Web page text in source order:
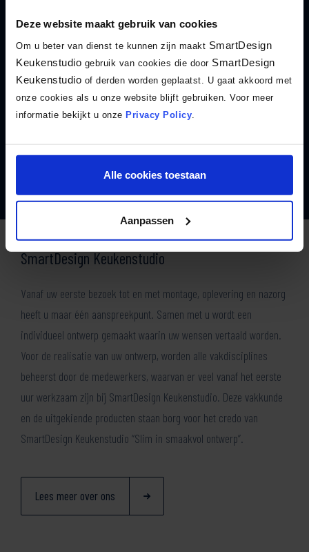
Deze website maakt gebruik van cookies
Om u beter van dienst te kunnen zijn maakt SmartDesign
Keukenstudio gebruik van cookies die door SmartDesign
Keukenstudio of derden worden geplaatst. U gaat akkoord met
onze cookies als u onze website blijft gebruiken. Voor meer
informatie bekijkt u onze Privacy Policy
Alle cookies toestaan
Aanpassen
“We kwamen bij Keukenstudio Maassluis voor een keuken in
ons nieuwe appartement in centrum Rotterdam. Uitstekend
begeleid en geïnspireerd door Coen van Gilst. Toen hij van
ons…”
Lees alle beoordelingen
SmartDesign Keukenstudio
Vanaf uw eerste bezoek tot en met montage, oplevering en nazorg
heeft u maar één aanspreekpunt. Samen met u wordt een
individueel ontwerp gemaakt waarin uw wensen vertaald worden.
Voor de realisatie van uw ontwerp, worden alle vakdisciplines
beheerst door de medewerkers, waarvan er veel vanaf het eerste
uur werkzaam zijn bij SmartDesign Keukenstudio. Deze vakkunde
en de uitgekiende producten staan borg voor het credo van
SmartDesign Keukenstudio “Slim in smaakvol ontwerp”.
Lees meer over ons